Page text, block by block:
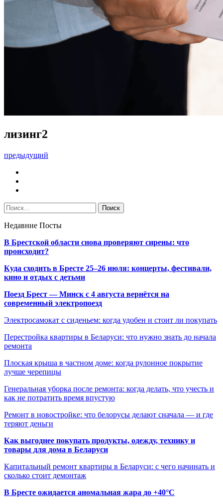
лизинг2
предыдущий
Недавние Посты
В Брестской области снова проверяют сирены: что
происходит?
Куда сходить в Бресте 25–26 июля: концерты, фестивали,
кино и отдых с детьми
Поезд Брест — Минск с 4 августа вернётся на
современный электропоезд
Электросамокат с сиденьем: когда удобен и стоит ли покупать
Перестройка квартиры в Беларуси: что нужно знать до начала
ремонта
Плоская крыша в частном доме: когда рулонное покрытие
лучше черепицы
Генеральная уборка после ремонта: когда делать, что учесть и
как не потратить время впустую
Ремонт в новостройке: что белорусы делают сначала — и где
теряют деньги
Как выгоднее покупать продукты, одежду, технику и
товары для дома в Беларуси
Капитальный ремонт квартиры в Беларуси: с чего начинать и
сколько стоит демонтаж
В Бресте ожидается аномальная жара до +40°C